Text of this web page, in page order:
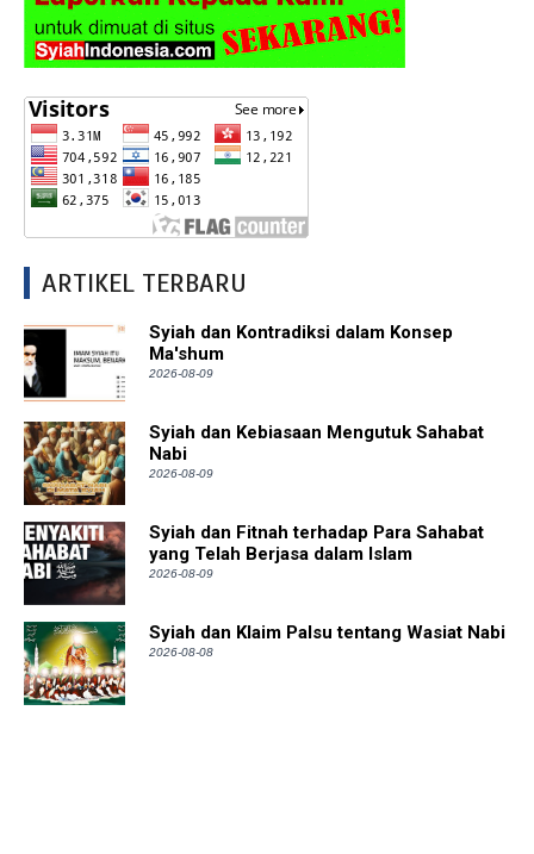
ARTIKEL TERBARU
Syiah dan Kontradiksi dalam Konsep
Ma'shum
2026-08-09
Syiah dan Kebiasaan Mengutuk Sahabat
Nabi
2026-08-09
Syiah dan Fitnah terhadap Para Sahabat
yang Telah Berjasa dalam Islam
2026-08-09
Syiah dan Klaim Palsu tentang Wasiat Nabi
2026-08-08